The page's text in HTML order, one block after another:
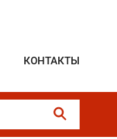
КОНТАКТЫ